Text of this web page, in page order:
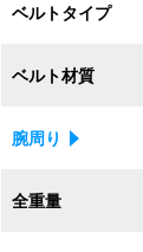
ベルトタイプ
ベルト材質
腕周り
全重量